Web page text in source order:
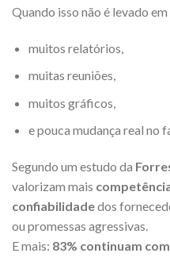
Quando isso não é levado
muitos relatórios,
muitas reuniões,
muitos gráficos,
e pouca mudança real no
Segundo um estudo da
valorizam mais
confiabilidadedos
ou promessas agressivas.
E mais: 83% continuam